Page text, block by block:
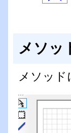
メソッ
メソッド